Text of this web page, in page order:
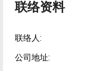
联络资料
联络人:
公司地址: